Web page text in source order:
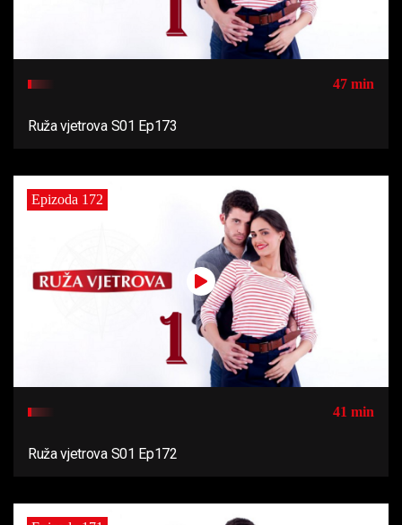
47 min
Ruža vjetrova S01 Ep173
Epizoda 172
41 min
Ruža vjetrova S01 Ep172